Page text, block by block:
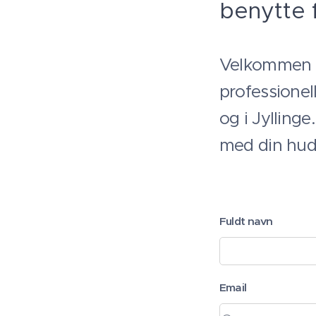
benytte
og i
med din hud
Fuldt navn
Email